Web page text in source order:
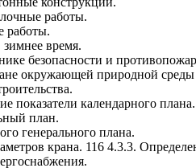
работы.
работы.
время.
безопасности и
окружающей природной среды
показатели календарного плана.
план.
генерального плана.
крана. 116 4.3.3.